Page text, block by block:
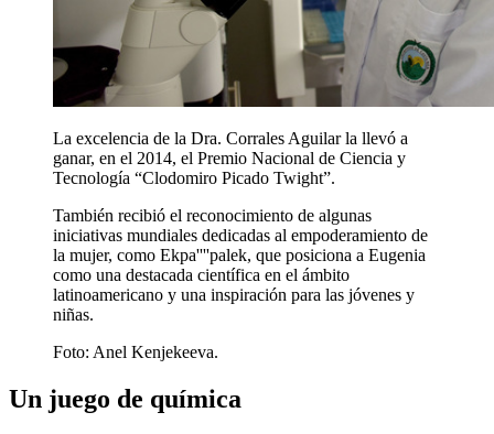
La excelencia de la Dra. Corrales Aguilar la llevó a
ganar, en el 2014, el Premio Nacional de Ciencia y
Tecnología “Clodomiro Picado Twight”.
También recibió el reconocimiento de algunas
iniciativas mundiales dedicadas al empoderamiento de
la mujer, como Ekpa''''palek, que posiciona a Eugenia
como una destacada científica en el ámbito
latinoamericano y una inspiración para las jóvenes y
niñas.
Foto: Anel Kenjekeeva.
Un juego de química